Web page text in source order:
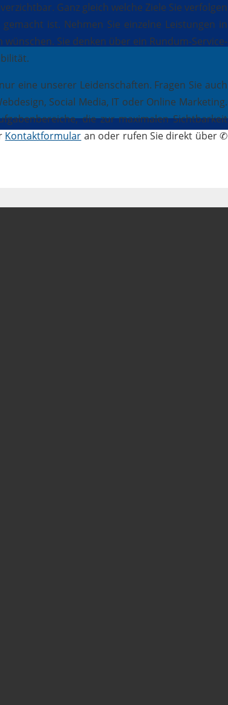
Ganz gleich welche Ziele Sie verfolgen
ist. Nehmen Sie einzelne Leistungen in
Sie denken über ein Rundum-Service-
eine unserer Leidenschaften. Fragen Sie auch
Social Media, IT oder Online Marketing.
die zur maximalen Sichtbarkeit
Kontaktformular an oder rufen Sie direkt über ✆